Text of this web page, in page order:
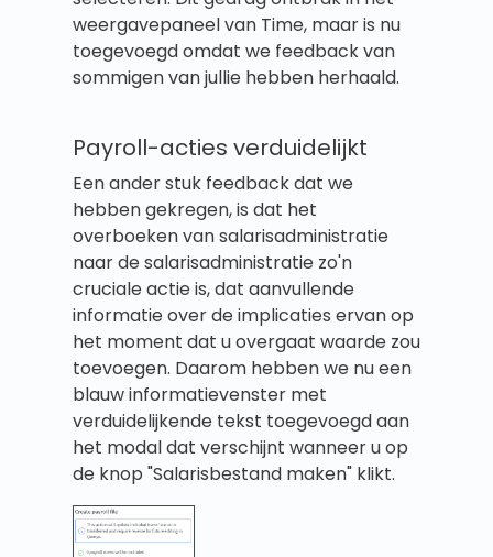
weergavepaneel van Time, maar is nu
toegevoegd omdat we feedback van
sommigen van jullie hebben herhaald.
Payroll-acties verduidelijkt
Een ander stuk feedback dat we
hebben gekregen, is dat het
overboeken van salarisadministratie
naar de salarisadministratie zo'n
cruciale actie is, dat aanvullende
informatie over de implicaties ervan op
het moment dat u overgaat waarde zou
toevoegen. Daarom hebben we nu een
blauw informatievenster met
verduidelijkende tekst toegevoegd aan
het modal dat verschijnt wanneer u op
de knop "Salarisbestand maken" klikt.